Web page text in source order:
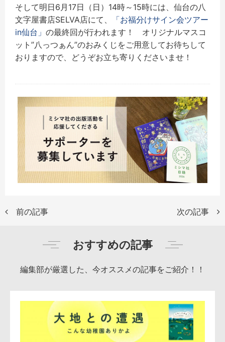
そして明日6月17日（日）14時～15時には、仙台の八
文字屋書店SELVA店にて、
「お福分けサイン会ツアー
in仙台」 の最終回が行われます！ オリジナルマスコ
ット”八っつぁん”のおみくじをご用意してお待ちして
おりますので、どうぞお立ち寄りくださいませ！
前の記事 次の記事
おすすめの記事
編集部が厳選した、今オススメの記事をご紹介！！